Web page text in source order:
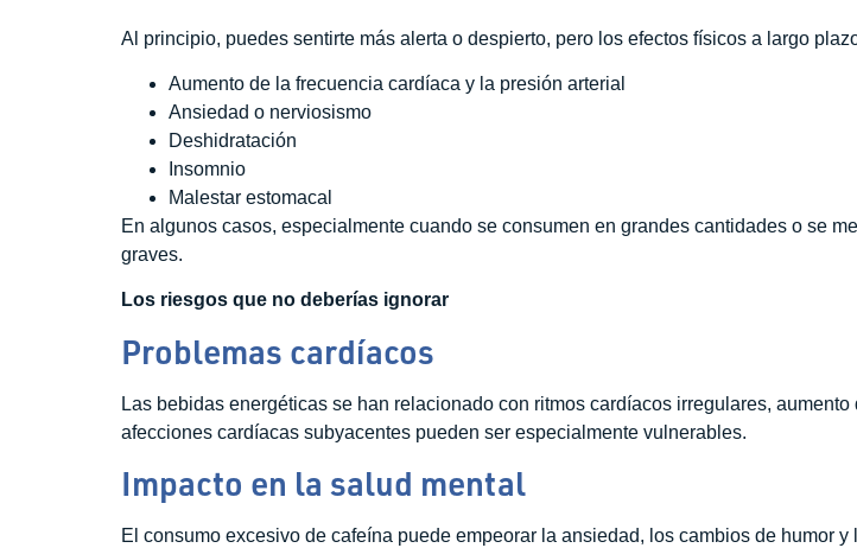
Al principio, puedes sentirte más alerta o despierto, pero los efectos físicos a largo
Aumento de la frecuencia cardíaca y la presión arterial
Ansiedad o nerviosismo
Deshidratación
Insomnio
Malestar estomacal
En algunos casos, especialmente cuando se consumen en grandes cantidades o se
graves.
Los riesgos que no deberías ignorar
Problemas cardíacos
Las bebidas energéticas se han relacionado con ritmos cardíacos irregulares,
afecciones cardíacas subyacentes pueden ser especialmente vulnerables.
Impacto en la salud mental
El consumo excesivo de cafeína puede empeorar la ansiedad, los cambios de humor